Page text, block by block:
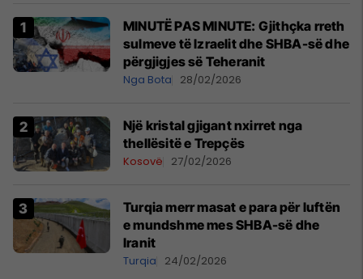
MINUTË PAS MINUTE: Gjithçka rreth
sulmeve të Izraelit dhe SHBA-së dhe
përgjigjes së Teheranit
Nga Bota 28/02/2026
Një kristal gjigant nxirret nga
thellësitë e Trepçës
Kosovë 27/02/2026
Turqia merr masat e para për luftën
e mundshme mes SHBA-së dhe
Iranit
Turqia 24/02/2026